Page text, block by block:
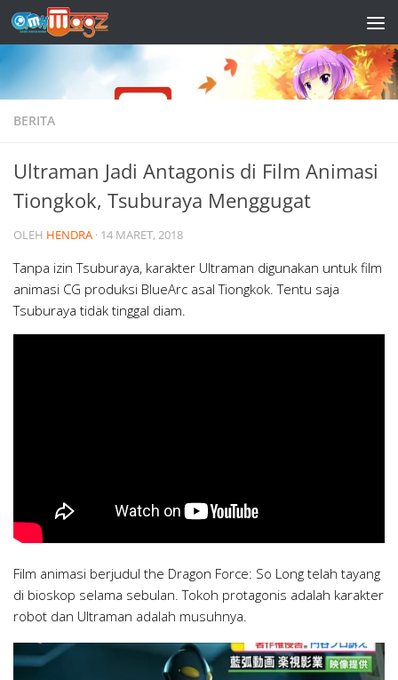
Skip to content
BERITA
Ultraman Jadi Antagonis di Film Animasi
Tiongkok, Tsuburaya Menggugat
OLEH HENDRA · 14 MARET, 2018
Tanpa izin Tsuburaya, karakter Ultraman digunakan untuk film
animasi CG produksi BlueArc asal Tiongkok. Tentu saja
Tsuburaya tidak tinggal diam.
Film animasi berjudul the Dragon Force: So Long telah tayang
di bioskop selama sebulan. Tokoh protagonis adalah karakter
robot dan Ultraman adalah musuhnya.